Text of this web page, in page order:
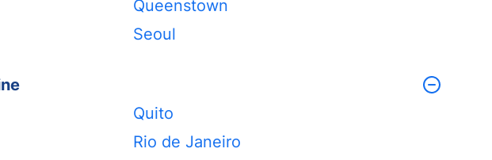
Queenstown
Seoul
Quito
Rio de Janeiro